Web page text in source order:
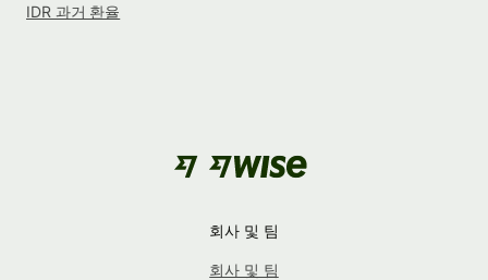
IDR 과거 환율
회사 및 팀
회사 및 팀